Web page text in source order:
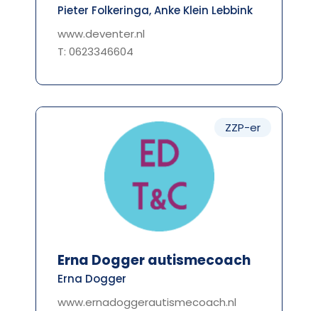
Pieter Folkeringa, Anke Klein Lebbink
www.deventer.nl
T: 0623346604
ZZP-er
Erna Dogger autismecoach
Erna Dogger
www.ernadoggerautismecoach.nl